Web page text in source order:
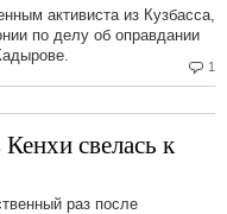
1
активиста из Кузбасса,
по делу об оправдании
свелась к
раз после